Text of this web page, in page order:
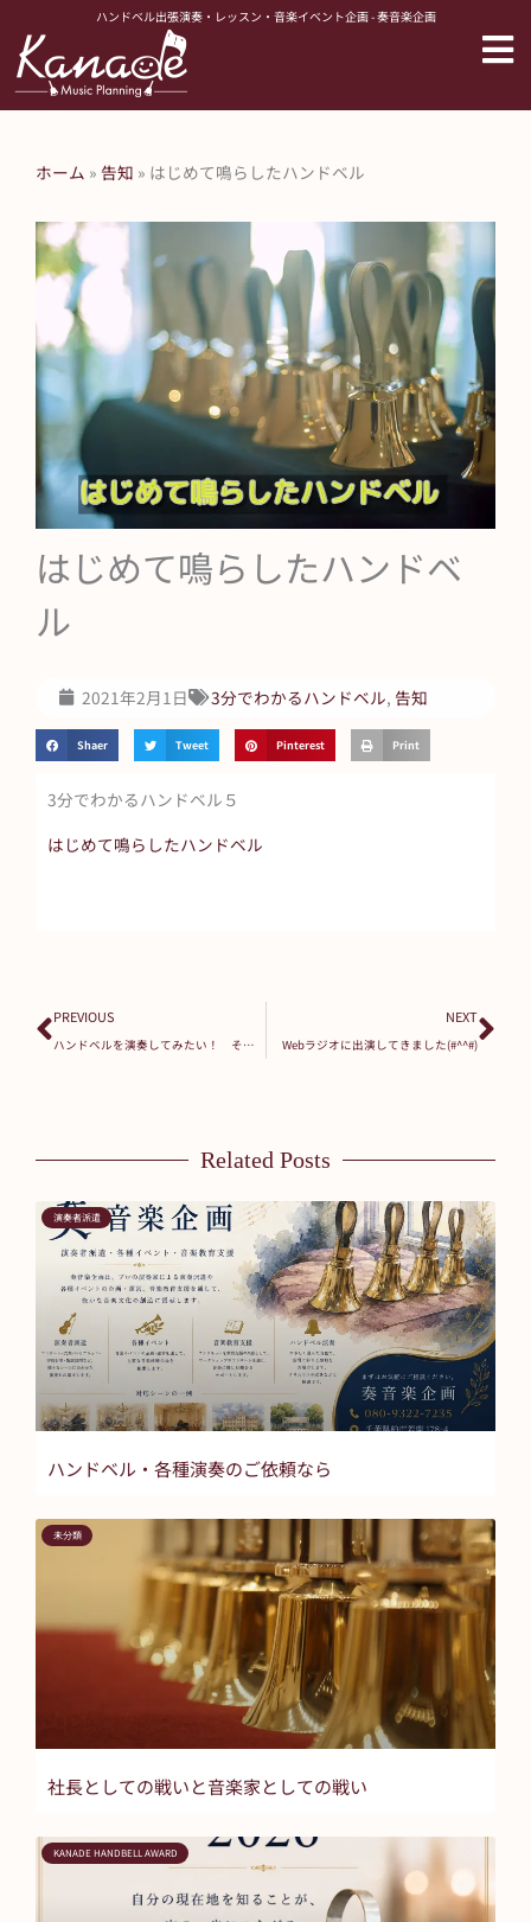
ス
ハンドベル出張演奏・レッスン・音楽イベント企画 - 奏音楽企画
ホーム » 告知 » はじめて鳴らしたハンドベル
はじめて鳴らしたハンドベ
ル
2021年2月1日 3分でわかるハンドベル, 告知
Shaer Tweet Pinterest Print
3分でわかるハンドベル５
はじめて鳴らしたハンドベル
PREVIOUS
ハンドベルを演奏してみたい！ その２
NEXT
Webラジオに出演してきました(#^^#)
Related Posts
演奏者派遣
ハンドベル・各種演奏のご依頼なら
未分類
社長としての戦いと音楽家としての戦い
KANADE HANDBELL AWARD